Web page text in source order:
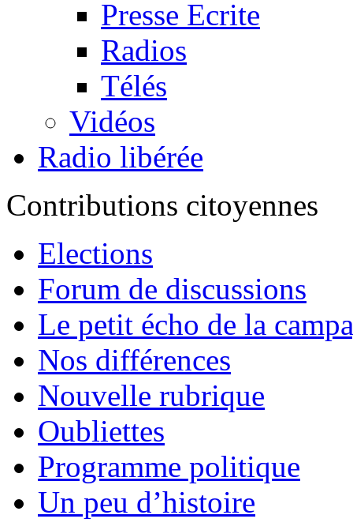
Presse Ecrite
Radios
Télés
Vidéos
Radio libérée
Contributions citoyennes
Elections
Forum de discussions
Le petit écho de la
Nos différences
Nouvelle rubrique
Oubliettes
Programme politique
Un peu d’histoire